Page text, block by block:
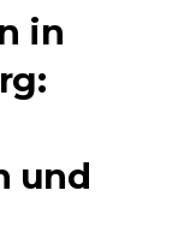
in
und